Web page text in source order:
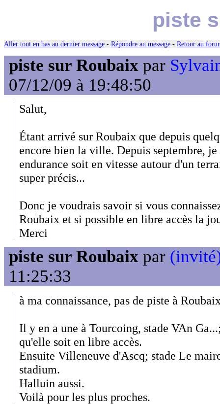
piste
Aller tout en bas au dernier message - Répondre au message - Retour au
piste sur Roubaix par
07/12/09 à 19:48:50
Salut,
Étant arrivé sur Roubaix que depuis
encore bien la ville. Depuis septembre,
endurance soit en vitesse autour d'un
super précis...
Donc je voudrais savoir si vous
Roubaix et si possible en libre accès la
Merci
piste sur Roubaix par
11:25:33
à ma connaissance, pas de piste à
Il y en a une à Tourcoing, stade VAn
qu'elle soit en libre accès.
Ensuite Villeneuve d'Ascq; stade Le
stadium.
Halluin aussi.
Voilà pour les plus proches.